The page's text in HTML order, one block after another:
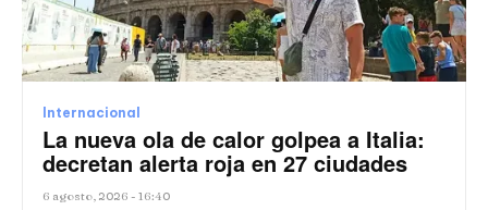
Internacional
La nueva ola de calor golpea a Italia:
decretan alerta roja en 27 ciudades
6 agosto, 2026 - 16:40